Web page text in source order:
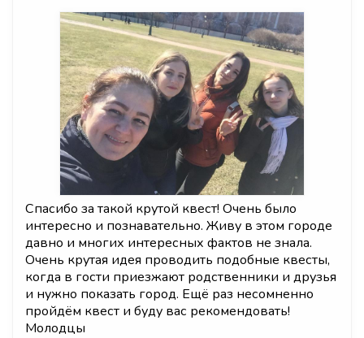
Спасибо за такой крутой квест! Очень было
интересно и познавательно. Живу в этом городе
давно и многих интересных фактов не знала.
Очень крутая идея проводить подобные квесты,
когда в гости приезжают родственники и друзья
и нужно показать город. Ещё раз несомненно
пройдём квест и буду вас рекомендовать!
Молодцы